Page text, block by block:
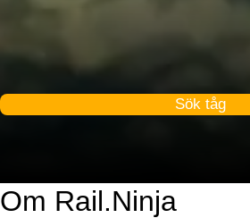
Sök tåg
Om Rail.Ninja